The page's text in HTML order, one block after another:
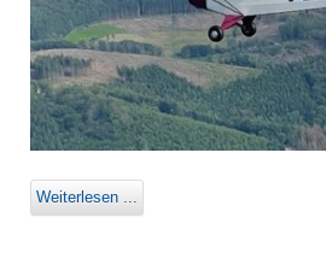
Weiterlesen ...